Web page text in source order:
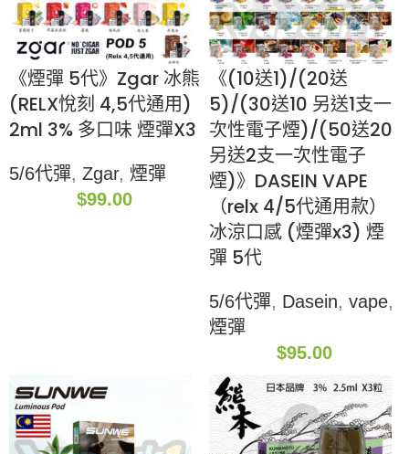
《煙彈 5代》Zgar 冰熊
(RELX悅刻 4,5代通用)
2ml 3% 多口味 煙彈X3
5/6代彈, Zgar, 煙彈
$99.00
《(10送1)/(20送
5)/(30送10 另送1支一
次性電子煙)/(50送20
另送2支一次性電子
煙)》DASEIN VAPE
（relx 4/5代通用款）
冰涼口感 (煙彈x3) 煙
彈 5代
5/6代彈, Dasein, vape,
煙彈
$95.00